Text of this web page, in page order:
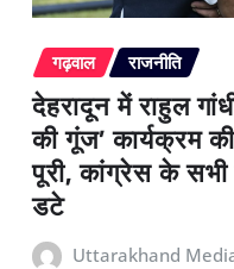
गढ़वाल राजनीति
देहरादून में राहुल
की गूंज’ कार्यक्रम
पूरी, कांग्रेस के सभी
डटे
Uttarakhand